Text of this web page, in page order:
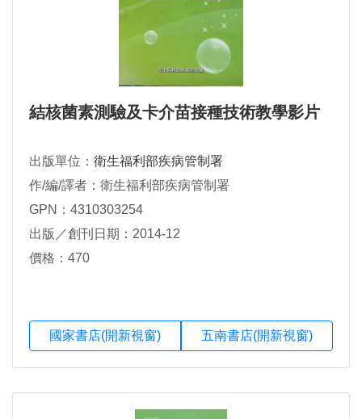
結核菌素測驗及卡介苗接種技術教學影片
出版單位： 衛生福利部疾病管制署
作/編/譯者：衛生福利部疾病管制署
GPN：4310303254
出版／創刊日期：2014-12
價格：470
國家書店(開新視窗) 五南書店(開新視窗)